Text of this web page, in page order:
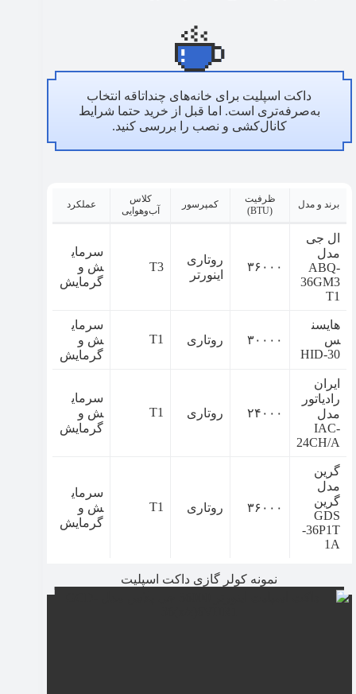
داکت اسپلیت برای خانه‌های چنداتاقه انتخاب
به‌صرفه‌تری است. اما قبل از خرید حتما شرایط
کانال‌کشی و نصب را بررسی کنید.
برند و مدل
ظرفیت
(BTU)
کمپرسور
کلاس
آب‌وهوایی
عملکرد
ال جی
مدل
ABQ-
36GM3
T1
۳۶۰۰۰
روتاری
اینورتر
T3
سرمای
ش و
گرمایش
هایسن
س
HID-30
۳۰۰۰۰ روتاری T1
سرمای
ش و
گرمایش
ایران
رادیاتور
مدل
IAC-
24CH/A
۲۴۰۰۰ روتاری T1
سرمای
ش و
گرمایش
گرین
مدل
گرین
GDS
-36P1T
1A
۳۶۰۰۰ روتاری T1
سرمای
ش و
گرمایش
نمونه کولر گازی داکت اسپلیت